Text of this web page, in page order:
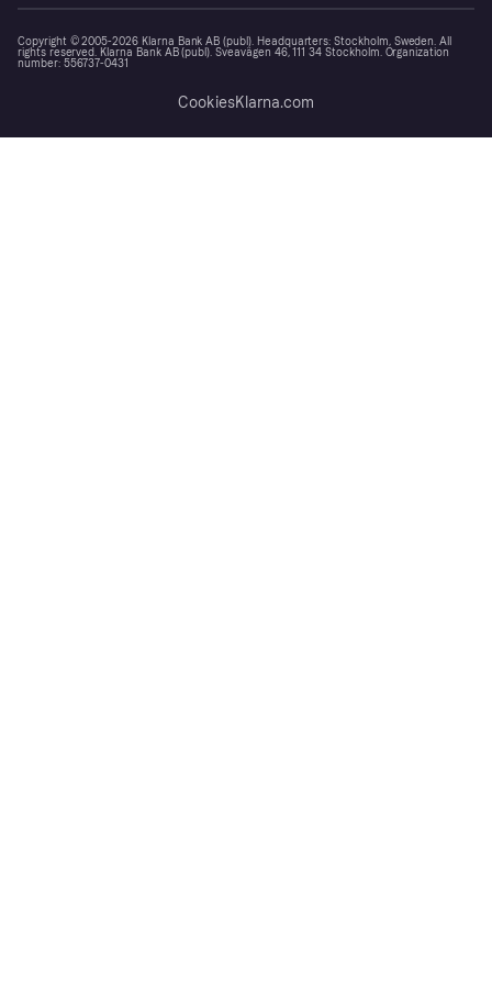
Copyright © 2005-2026 Klarna Bank AB (publ). Headquarters: Stockholm, Sweden. All
rights reserved. Klarna Bank AB (publ). Sveavägen 46, 111 34 Stockholm. Organization
number: 556737-0431
CookiesKlarna.com